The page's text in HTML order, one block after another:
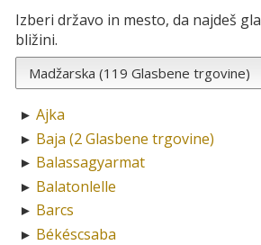
Izberi državo in mesto, da najdeš
bližini.
► Ajka
► Baja (2 Glasbene trgovine)
► Balassagyarmat
► Balatonlelle
► Barcs
► Békéscsaba